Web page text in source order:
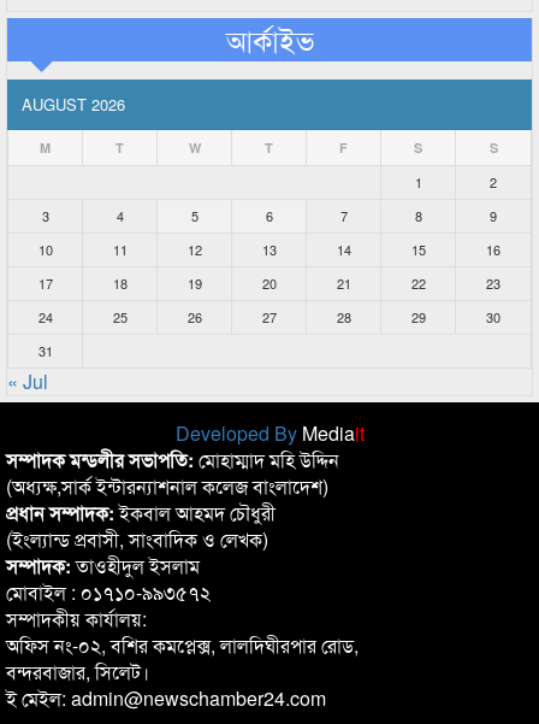
আর্কাইভ
AUGUST 2026
M T W T F S S
1
2
3
4 5 6 7 8
9
10
11 12 13 14 15
16
17
18 19 20 21 22
23
24
25 26 27 28 29
30
31
« Jul
Developed By Mediait
সম্পাদক মন্ডলীর সভাপতি: মোহাম্মাদ মহি উদ্দিন
(অধ্যক্ষ,সার্ক ইন্টারন্যাশনাল কলেজ বাংলাদেশ)
প্রধান সম্পাদক:ইকবাল আহমদ চৌধুরী
(ইংল্যান্ড প্রবাসী, সাংবাদিক ও লেখক)
সম্পাদক:তাওহীদুল ইসলাম
মোবাইল : ০১৭১০-৯৯৩৫৭২
সম্পাদকীয় কার্যালয়:
অফিস নং-০২, বশির কমপ্লেক্স, লালদিঘীরপার রোড,
বন্দরবাজার, সিলেট।
ই মেইল: admin@newschamber24.com